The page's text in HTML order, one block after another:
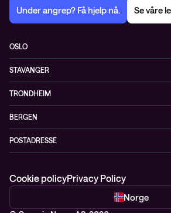
Under angrep? Få hjelp nå. Se våre
OSLO
0185 Oslo
Norge
STAVANGER
4020 Stavanger
Norge
TRONDHEIM
7069 Trondheim
Norge
BERGEN
5014 Bergen
POSTADRESSE
Norge
Cookie policyPrivacy Policy
Norge